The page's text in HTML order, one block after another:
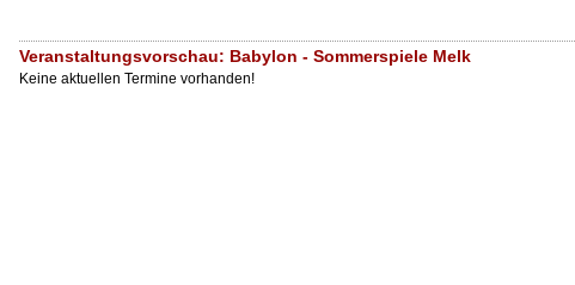
Veranstaltungsvorschau: Babylon - Sommerspiele Melk
Keine aktuellen Termine vorhanden!